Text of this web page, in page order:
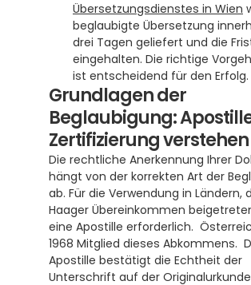
Übersetzungsdienstes in Wien
beglaubigte Übersetzung
drei Tagen geliefert und die
eingehalten. Die richtige
ist entscheidend für den Erfolg.
Grundlagen der
Beglaubigung:
Zertifizierung verstehen
Die rechtliche Anerkennung Ihrer
hängt von der korrekten Art der
ab. Für die Verwendung in Ländern,
Haager Übereinkommen
eine Apostille erforderlich.
1968 Mitglied dieses Abkommens.
Apostille bestätigt die Echtheit der